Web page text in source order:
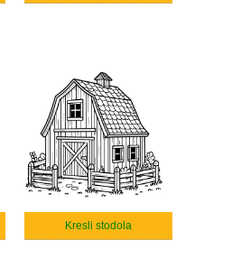
Kresli stodola